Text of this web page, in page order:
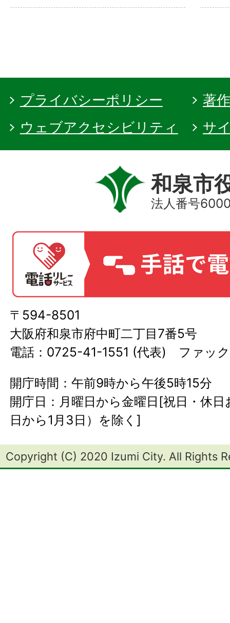
プライバシーポリシー
著
ウェブアクセシビリティ
サ
和泉市
法人番号
〒594-8501
大阪府和泉市府中町二丁目7番5号
電話：0725-41-1551 (代表) ファッ
開庁時間：午前9時から午後5時15分
開庁日：月曜日から金曜日[祝日・休
日から1月3日）を除く]
Copyright (C) 2020 Izumi City. All Rights